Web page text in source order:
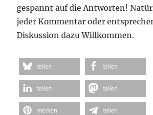
gespannt auf die Antworten!
jeder Kommentar oder
Diskussion dazu Willkommen.
teilen teilen
teilen teilen
merken teilen